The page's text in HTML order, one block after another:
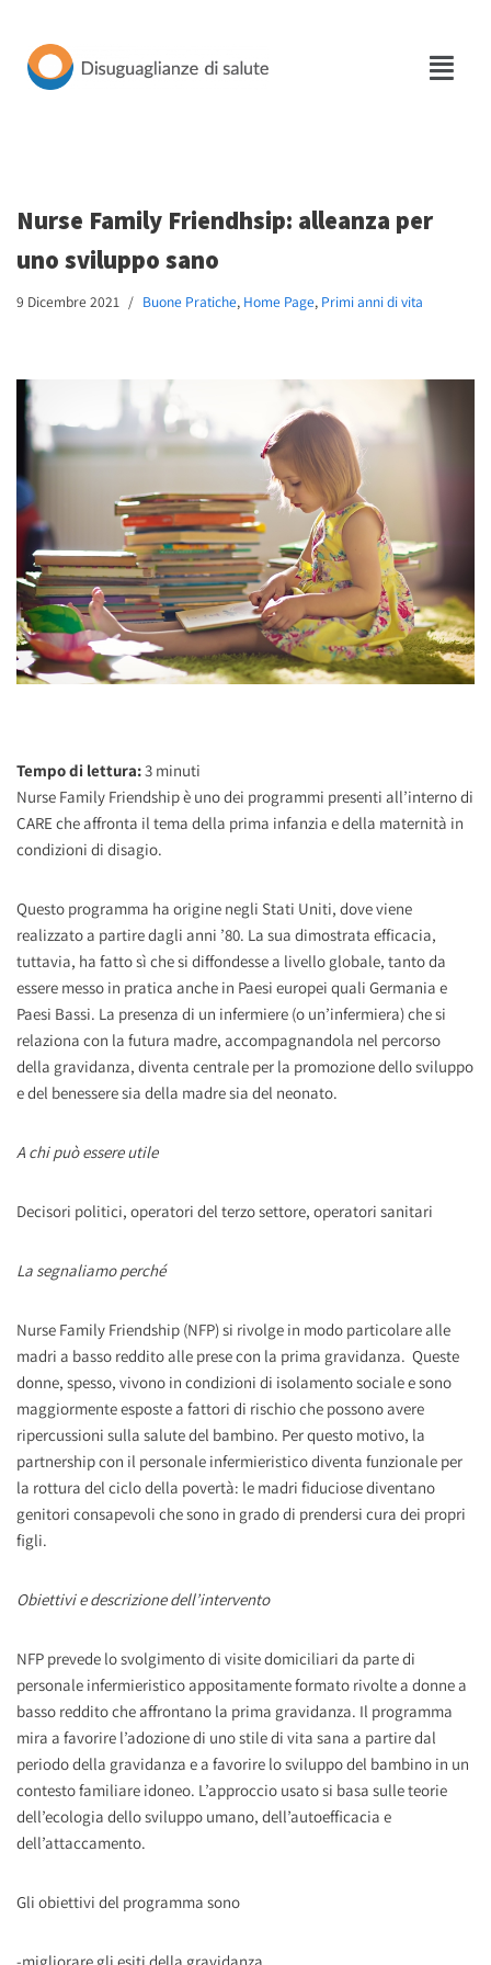
Vai
Nurse Family Friendhsip: alleanza per
uno sviluppo sano
9 Dicembre 2021 Buone Pratiche, Home Page, Primi anni di vita
Tempo di lettura:3 minuti
Nurse Family Friendship è uno dei programmi presenti all’interno di
CARE che affronta il tema della prima infanzia e della maternità in
condizioni di disagio.
Questo programma ha origine negli Stati Uniti, dove viene
realizzato a partire dagli anni ’80. La sua dimostrata efficacia,
tuttavia, ha fatto sì che si diffondesse a livello globale, tanto da
essere messo in pratica anche in Paesi europei quali Germania e
Paesi Bassi. La presenza di un infermiere (o un’infermiera) che si
relaziona con la futura madre, accompagnandola nel percorso
della gravidanza, diventa centrale per la promozione dello sviluppo
e del benessere sia della madre sia del neonato.
A chi può essere utile
Decisori politici, operatori del terzo settore, operatori sanitari
La segnaliamo perché
Nurse Family Friendship (NFP) si rivolge in modo particolare alle
madri a basso reddito alle prese con la prima gravidanza. Queste
donne, spesso, vivono in condizioni di isolamento sociale e sono
maggiormente esposte a fattori di rischio che possono avere
ripercussioni sulla salute del bambino. Per questo motivo, la
partnership con il personale infermieristico diventa funzionale per
la rottura del ciclo della povertà: le madri fiduciose diventano
genitori consapevoli che sono in grado di prendersi cura dei propri
figli.
Obiettivi e descrizione dell’intervento
NFP prevede lo svolgimento di visite domiciliari da parte di
personale infermieristico appositamente formato rivolte a donne a
basso reddito che affrontano la prima gravidanza. Il programma
mira a favorire l’adozione di uno stile di vita sana a partire dal
periodo della gravidanza e a favorire lo sviluppo del bambino in un
contesto familiare idoneo. L’approccio usato si basa sulle teorie
dell’ecologia dello sviluppo umano, dell’autoefficacia e
dell’attaccamento.
Gli obiettivi del programma sono